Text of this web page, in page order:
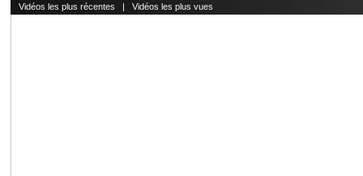
Vidéos les plus récentes | Vidéos les plus vues